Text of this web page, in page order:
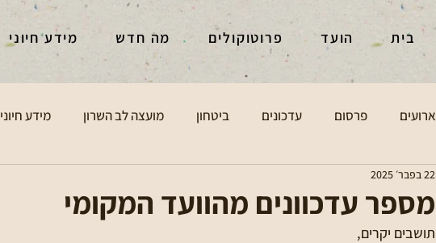
בית הועד פרוטוקולים מה חדש מידע חיוני
ארועים פרסום עדכונים ביטחון מועצה לב השרון מידע חיוני
מספר עדכוונים מהוועד המקומי
22 בפבר׳ 2025
תושבים יקרים,